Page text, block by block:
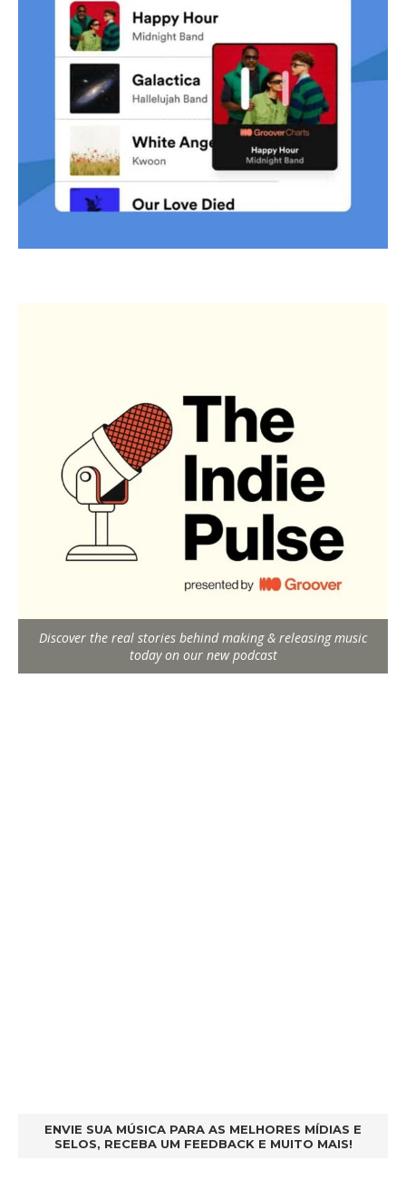
Discover the real stories behind making & releasing music
today on our new podcast
ENVIE SUA MÚSICA PARA AS MELHORES MÍDIAS E
SELOS, RECEBA UM FEEDBACK E MUITO MAIS!